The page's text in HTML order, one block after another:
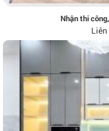
Nhận thi
Liên